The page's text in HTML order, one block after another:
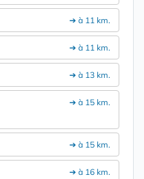
➔ à 11 km.
➔ à 11 km.
➔ à 13 km.
➔ à 15 km.
➔ à 15 km.
➔ à 16 km.